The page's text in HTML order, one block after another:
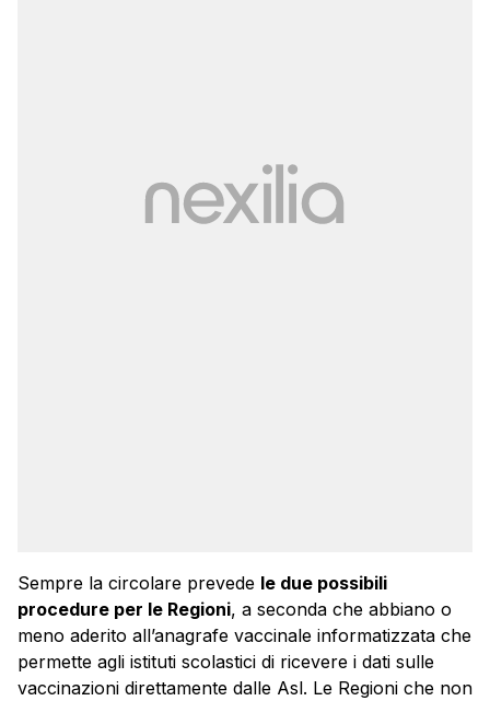
Sempre la circolare prevede le due possibili
procedure per le Regioni, a seconda che abbiano o
meno aderito all’anagrafe vaccinale informatizzata che
permette agli istituti scolastici di ricevere i dati sulle
vaccinazioni direttamente dalle Asl. Le Regioni che non